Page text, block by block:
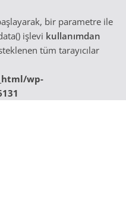
bir parametre ile
işlevi kullanımdan
tüm tarayıcılar
wp-